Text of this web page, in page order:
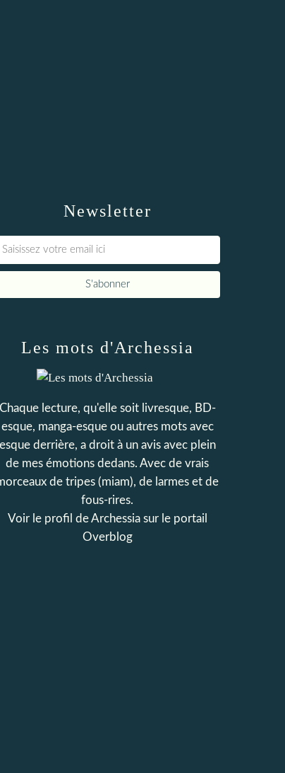
Newsletter
Les mots d'Archessia
Chaque lecture, qu'elle soit livresque, BD-
esque, manga-esque ou autres mots avec
esque derrière, a droit à un avis avec plein
de mes émotions dedans. Avec de vrais
de tripes (miam), de larmes et de
fous-rires.
Voir le profil deArchessiasur le portail
Overblog